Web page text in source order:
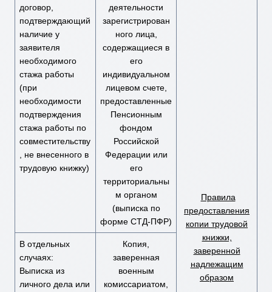
Правила
предоставления
копии трудовой
книжки,
заверенной
надлежащим
образом
договор,
подтверждающий
наличие у
заявителя
необходимого
стажа работы
(при
необходимости
подтверждения
стажа работы по
совместительству
, не внесенного в
трудовую книжку)
деятельности
зарегистрирован
ного лица,
содержащиеся в
его
индивидуальном
лицевом счете,
предоставленные
Пенсионным
фондом
Российской
Федерации или
его
территориальны
м органом
(выписка по
форме СТД-ПФР)
В отдельных
случаях:
Выписка из
личного дела или
Копия,
заверенная
военным
комиссариатом,